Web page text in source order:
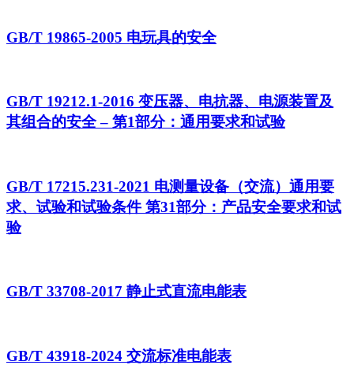
GB/T 19865-2005 电玩具的安全
GB/T 19212.1-2016 变压器、电抗器、电源装置及
其组合的安全 – 第1部分：通用要求和试验
GB/T 17215.231-2021 电测量设备（交流）通用要
求、试验和试验条件 第31部分：产品安全要求和试
验
GB/T 33708-2017 静止式直流电能表
GB/T 43918-2024 交流标准电能表